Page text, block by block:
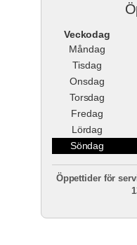
Veckodag
Måndag
Tisdag
Onsdag
Torsdag
Fredag
Lördag
Söndag
Öppettider för